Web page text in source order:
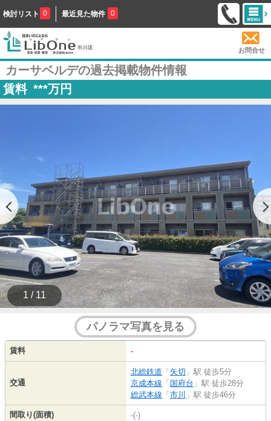
検討リスト 0 最近見た物件 0
お問合せ
カーサベルデの過去掲載物件情報
賃料 ***万円
1 / 11
パノラマ写真を見る
賃料 -
交通
北総鉄道 「 矢切 」駅 徒歩5分
京成本線 「 国府台 」駅 徒歩28分
総武本線 「 市川 」駅 徒歩46分
間取り(面積) -(-)